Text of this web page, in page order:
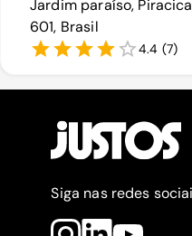
Jardim paraíso,
601, Brasil
4.4 (7)
Siga nas redes